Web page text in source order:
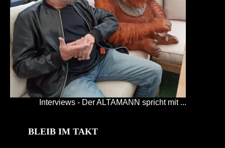
Interviews - Der ALTAMANN spricht mit ...
BLEIB IM TAKT